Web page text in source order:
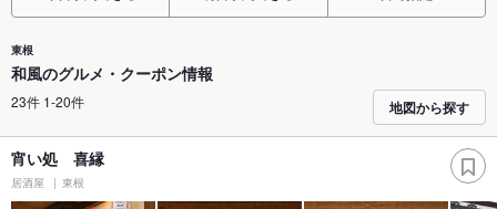
東根
和風のグルメ・クーポン情報
23件 1-20件 地図から探す
宵い処 喜縁
居酒屋 東根